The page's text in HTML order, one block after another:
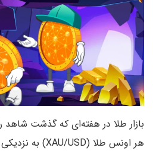
بازار طلا در هفته‌ای که گذشت شاهد